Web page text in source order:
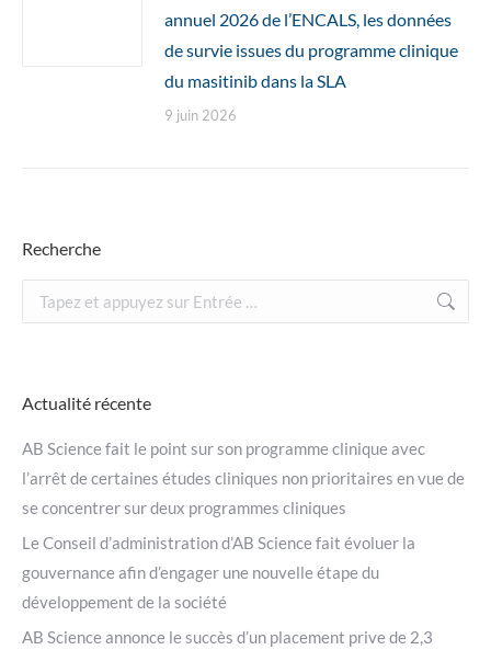
annuel 2026 de l’ENCALS, les données
de survie issues du programme clinique
du masitinib dans la SLA
9 juin 2026
Recherche
Recherche
:
Actualité récente
AB Science fait le point sur son programme clinique avec
l’arrêt de certaines études cliniques non prioritaires en vue de
se concentrer sur deux programmes cliniques
Le Conseil d’administration d’AB Science fait évoluer la
gouvernance afin d’engager une nouvelle étape du
développement de la société
AB Science annonce le succès d’un placement prive de 2,3